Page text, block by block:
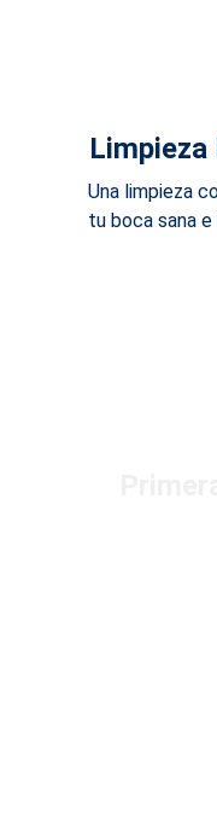
Limpieza
Una limpieza
tu boca sana